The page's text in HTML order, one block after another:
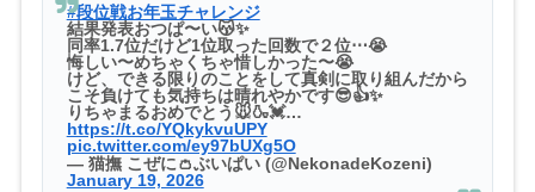
#段位戦お年玉チャレンジ
結果発表おつぱ〜い😽✨
同率1.7位だけど1位取った回数で２位⋯😭
悔しい〜めちゃくちゃ惜しかった〜😭
けど、できる限りのことをして真剣に取り組んだから
こそ負けても気持ちは晴れやかです😎👍️✨
りちゃまるおめでとう🐭🍶💓…
https://t.co/YQkykvuUPY
pic.twitter.com/ey97bUXg5O
— 猫撫 こぜに👛ぶいぱい (@NekonadeKozeni)
January 19, 2026